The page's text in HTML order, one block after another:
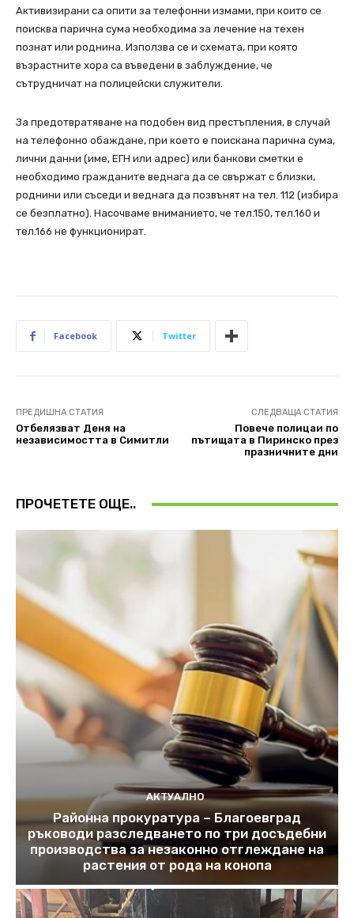
Активизирани са опити за телефонни измами, при които се
поисква парична сума необходима за лечение на техен
познат или роднина. Използва се и схемата, при която
възрастните хора са въведени в заблуждение, че
сътрудничат на полицейски служители.
За предотвратяване на подобен вид престъпления, в случай
на телефонно обаждане, при което е поискана парична сума,
лични данни (име, ЕГН или адрес) или банкови сметки е
необходимо гражданите веднага да се свържат с близки,
роднини или съседи и веднага да позвънят на тел. 112 (избира
се безплатно). Насочваме вниманието, че тел.150, тел.160 и
тел.166 не функционират.
Facebook Twitter
ПРЕДИШНА СТАТИЯ
Отбелязват Деня на
независимостта в Симитли
СЛЕДВАЩА СТАТИЯ
Повече полицаи по
пътищата в Пиринско през
празничните дни
ПРОЧЕТЕТЕ ОЩЕ..
АКТУАЛНО
Районна прокуратура – Благоевград
ръководи разследването по три досъдебни
производства за незаконно отглеждане на
растения от рода на конопа